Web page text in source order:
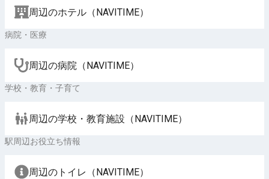
周辺のホテル（NAVITIME）
病院・医療
周辺の病院（NAVITIME）
学校・教育・子育て
周辺の学校・教育施設（NAVITIME）
駅周辺お役立ち情報
周辺のトイレ（NAVITIME）